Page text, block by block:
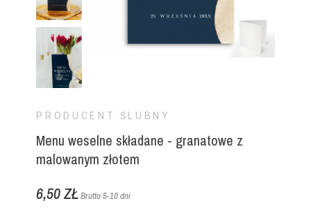
PRODUCENT ŚLUBNY
Menu weselne składane - granatowe z
malowanym złotem
6,50 ZŁ Brutto5-10 dni